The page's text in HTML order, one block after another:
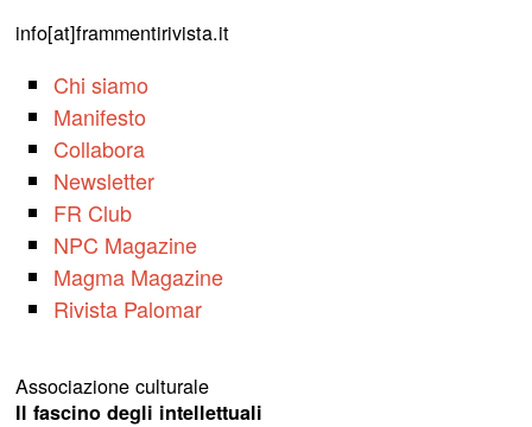
info[at]frammentirivista.it
Chi siamo
Manifesto
Collabora
Newsletter
FR Club
NPC Magazine
Magma Magazine
Rivista Palomar
Associazione culturale
Il fascino degli intellettuali